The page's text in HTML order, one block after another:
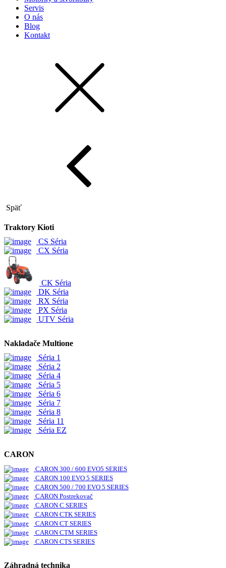
Servis
O nás
Blog
Kontakt
Späť
Traktory Kioti
CS Séria
CX Séria
CK Séria
DK Séria
RX Séria
PX Séria
UTV Séria
Nakladače Multione
Séria 1
Séria 2
Séria 4
Séria 5
Séria 6
Séria 7
Séria 8
Séria 11
Séria EZ
CARON
CARON 300 / 600 EVO5 SERIES
CARON 100 EVO 5 SERIES
CARON 500 / 700 EVO 5 SERIES
CARON Postrekovač
CARON C SERIES
CARON CTK SERIES
CARON CT SERIES
CARON CTM SERIES
CARON CTS SERIES
Záhradná technika